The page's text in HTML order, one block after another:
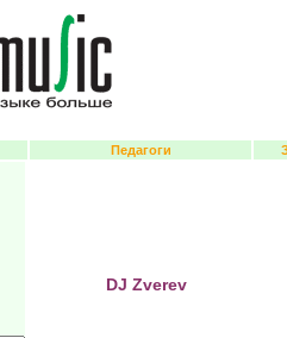
Педагоги
DJ Zverev